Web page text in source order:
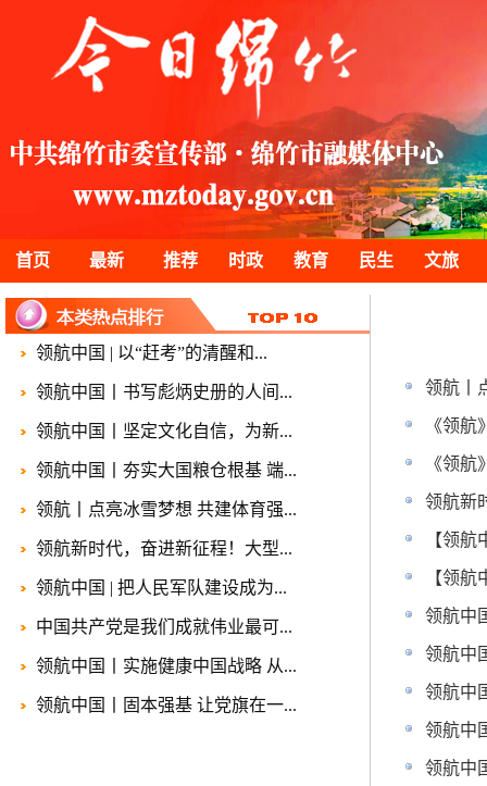
首页 最新 推荐 时政 教育 民生 文旅
领航中国 | 以“赶考”的清醒和...
领航中国丨书写彪炳史册的人间...
领航中国丨坚定文化自信，为新...
领航中国丨夯实大国粮仓根基 端...
领航丨点亮冰雪梦想 共建体育强...
领航新时代，奋进新征程！大型...
领航中国 | 把人民军队建设成为...
中国共产党是我们成就伟业最可...
领航中国丨实施健康中国战略 从...
领航中国丨固本强基 让党旗在一...
领航丨
《领航
《领航
领航新
【领
【领
领航中
领航中
领航中
领航中
领航中